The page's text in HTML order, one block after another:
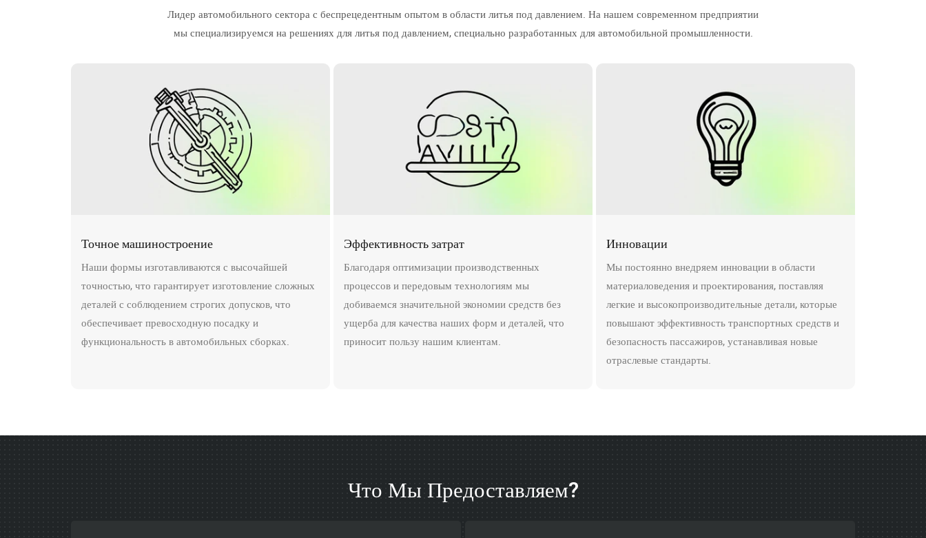
Лидер автомобильного сектора с беспрецедентным опытом в области литья под давлением. На нашем современном предприятии
мы специализируемся на решениях для литья под давлением, специально разработанных для автомобильной промышленности.
Точное машиностроение
Наши формы изготавливаются с высочайшей
точностью, что гарантирует изготовление сложных
деталей с соблюдением строгих допусков, что
обеспечивает превосходную посадку и
функциональность в автомобильных сборках.
Эффективность затрат
Благодаря оптимизации производственных
процессов и передовым технологиям мы
добиваемся значительной экономии средств без
ущерба для качества наших форм и деталей, что
приносит пользу нашим клиентам.
Инновации
Мы постоянно внедряем инновации в области
материаловедения и проектирования, поставляя
легкие и высокопроизводительные детали, которые
повышают эффективность транспортных средств и
безопасность пассажиров, устанавливая новые
отраслевые стандарты.
Что Мы Предоставляем?